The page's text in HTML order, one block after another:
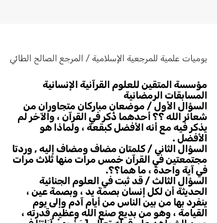
يوميات علمية للمرجعية الإسلامية / المرجع الصالح الطائي
مؤسسة المتقين للعلوم القرآنية الإنسانية
المسابقات الرمضانية
السؤال الأول / موضعان مباركان متجاوران من
شعائر الله ؟؟ أحدهما ذُكر في القرآن ، والآخر لم
يذكر فيه مع أنه الأفضل كبقعة ، ولماذا هو
الأفضل .
السؤال الثاني / كلمتان مضاف ومضاف إليه , وردتا
مجتمعتين في القرآن خمس مرات منها ثلاث مرات
في آية واحدة ، ما هما؟؟.
السؤال الثالث / قد ثبت في العلوم الجنائية
الحديثة أن لكل إنسان بصمةَ يد ، وبصمةَ عين ،
ينفرد بها من بين الناس من أيام آدم وإلى يوم
القيامة ، وهو من بديع صنع الله وعظيم قدرته ،